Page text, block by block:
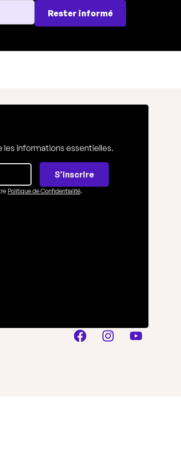
Rester informé
informations essentielles.
S’inscrire
Politique de Confidentialité.